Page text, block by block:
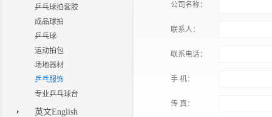
乒乓球拍套胶
成品球拍
乒乓球
运动拍包
场地器材
乒乓服饰
专业乒乓球台
英文English
公司名称：
联系人：
联系电话：
手 机：
传 真：